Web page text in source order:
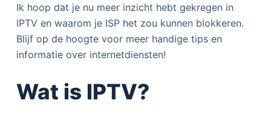
Ik hoop dat je nu meer inzicht hebt gekregen in
IPTV en waarom je ISP het zou kunnen blokkeren.
Blijf op de hoogte voor meer handige tips en
informatie over internetdiensten!
Wat is IPTV?